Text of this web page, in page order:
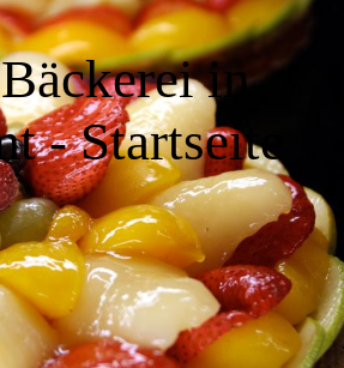
in
- Startseite